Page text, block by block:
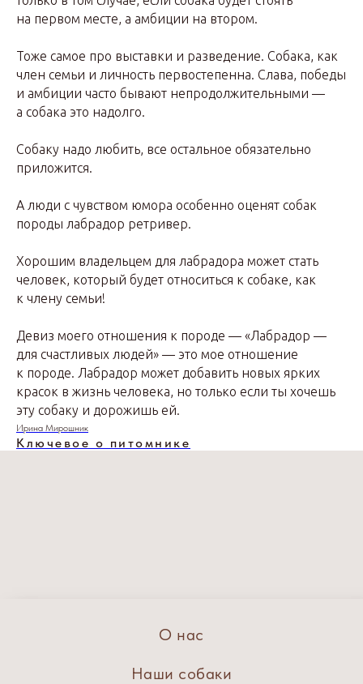
на первом месте, а амбиции на втором.
Тоже самое про выставки и разведение. Собака, как
член семьи и личность первостепенна. Слава, победы
и амбиции часто бывают непродолжительными —
а собака это надолго.
Собаку надо любить, все остальное обязательно
приложится.
А люди с чувством юмора особенно оценят собак
породы лабрадор ретривер.
Хорошим владельцем для лабрадора может стать
человек, который будет относиться к собаке, как
к члену семьи!
Девиз моего отношения к породе — «Лабрадор —
для счастливых людей» — это мое отношение
к породе. Лабрадор может добавить новых ярких
красок в жизнь человека, но только если ты хочешь
эту собаку и дорожишь ей.
Ирина Мирошник
Ключевое о питомнике
О нас
Наши собаки